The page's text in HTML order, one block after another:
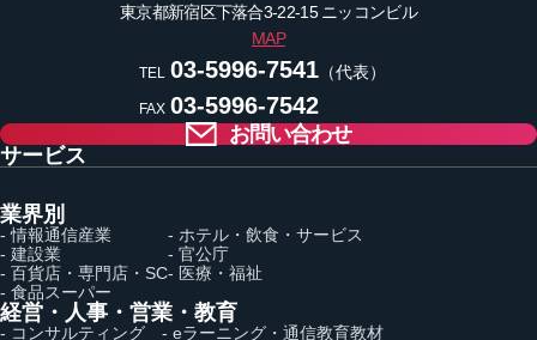
東京都新宿区下落合3-22-15ニッコンビル
MAP
TEL 03-5996-7541（代表）
FAX 03-5996-7542
お問い合わせ
サービス
業界別
- 情報通信産業
- 建設業
- 百貨店・専門店・SC
- 食品スーパー
- ホテル・飲食・サービス
- 官公庁
- 医療・福祉
経営・人事・営業・教育
- コンサルティング - eラーニング・通信教育教材